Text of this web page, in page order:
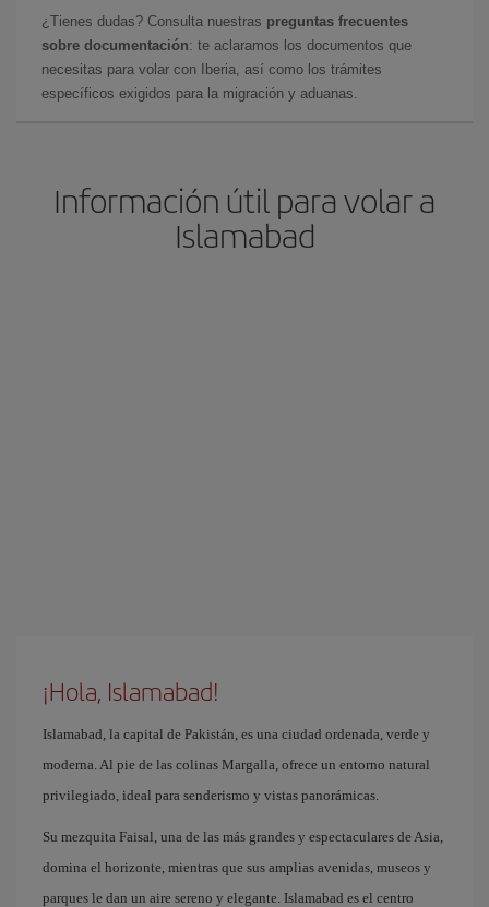
¿Tienes dudas? Consulta nuestras preguntas frecuentes
sobre documentación: te aclaramos los documentos que
necesitas para volar con Iberia, así como los trámites
específicos exigidos para la migración y aduanas.
Información útil para volar a
Islamabad
¡Hola, Islamabad!
Islamabad, la capital de Pakistán, es una ciudad ordenada, verde y
moderna. Al pie de las colinas Margalla, ofrece un entorno natural
privilegiado, ideal para senderismo y vistas panorámicas.
Su mezquita Faisal, una de las más grandes y espectaculares de Asia,
domina el horizonte, mientras que sus amplias avenidas, museos y
parques le dan un aire sereno y elegante. Islamabad es el centro